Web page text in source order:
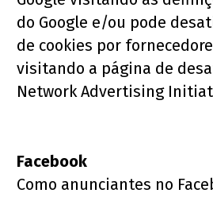
do Google e/ou pode
de cookies por
visitando a página de
Network Advertising
Facebook
Como anunciantes no